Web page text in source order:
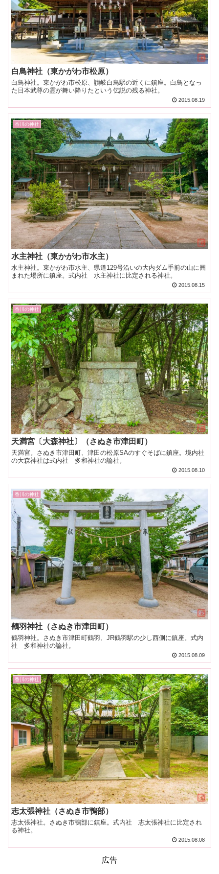
白鳥神社（東かがわ市松原）
白鳥神社。東かがわ市松原、讃岐白鳥駅の近くに鎮座。白鳥となっ
た日本武尊の霊が舞い降りたという伝説の残る神社。
2015.08.19
香川の神社
水主神社（東かがわ市水主）
水主神社。東かがわ市水主、県道129号沿いの大内ダム手前の山に囲
まれた場所に鎮座。式内社 水主神社に比定される神社。
2015.08.15
香川の神社
天満宮〔大森神社〕（さぬき市津田町）
天満宮。さぬき市津田町、津田の松原SAのすぐそばに鎮座。境内社
の大森神社は式内社 多和神社の論社。
2015.08.10
香川の神社
鶴羽神社（さぬき市津田町）
鶴羽神社。さぬき市津田町鶴羽、JR鶴羽駅の少し西側に鎮座。式内
社 多和神社の論社。
2015.08.09
香川の神社
志太張神社（さぬき市鴨部）
志太張神社。さぬき市鴨部に鎮座。式内社 志太張神社に比定され
る神社。
2015.08.08
広告